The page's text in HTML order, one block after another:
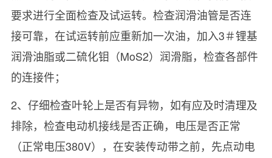
要求进行全面检查及试运转。检查润滑油管是否连
接可靠，在试运转前应重新加一次油，加入3＃锂基
润滑油脂或二硫化钼（MoS2）润滑脂，检查各部件
的连接件；
2、仔细检查叶轮上是否有异物，如有应及时清理及
排除，检查电动机接线是否正确，电压是否正常
（正常电压380V），在安装传动带之前，先点动电